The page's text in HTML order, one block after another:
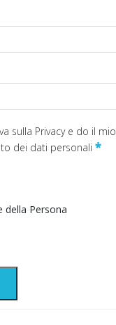
sulla Privacy e do il mio
dei dati personali*
della Persona